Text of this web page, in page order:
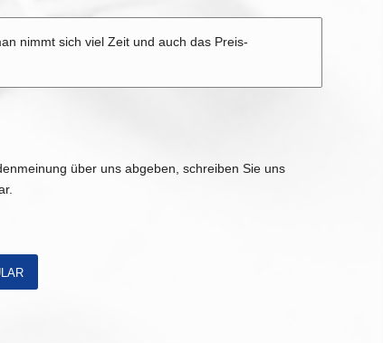
nimmt sich viel Zeit und auch das Preis-
mit meinen neuen Brillen!! So macht arbeiten
über uns abgeben, schreiben Sie uns